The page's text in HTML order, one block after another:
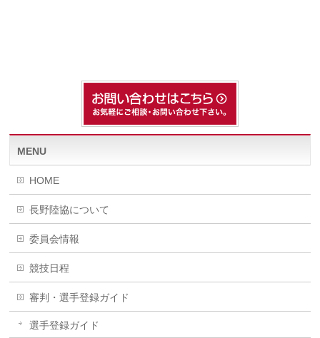
MENU
HOME
長野陸協について
委員会情報
競技日程
審判・選手登録ガイド
選手登録ガイド